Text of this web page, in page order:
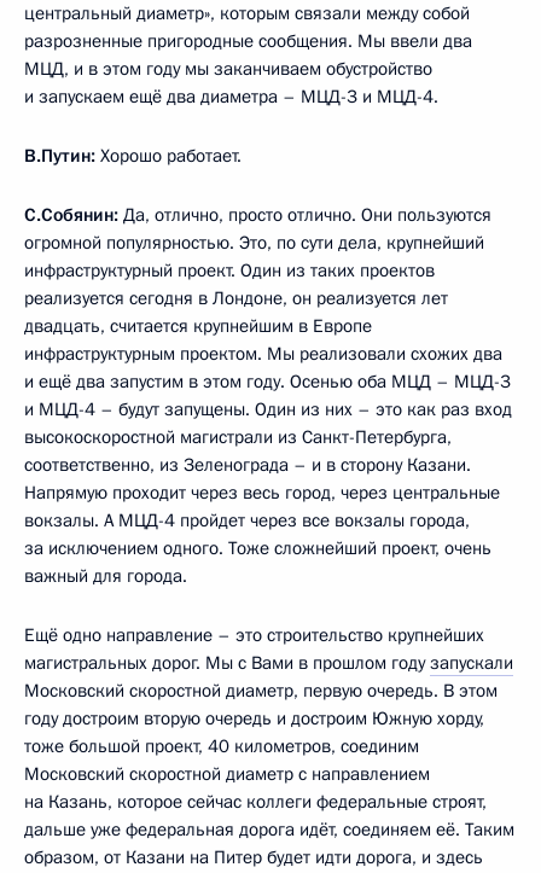
центральный диаметр», которым связали между собой
разрозненные пригородные сообщения. Мы ввели два
МЦД, и в этом году мы заканчиваем обустройство
и запускаем ещё два диаметра – МЦД-3 и МЦД-4.
В.Путин: Хорошо работает.
С.Собянин: Да, отлично, просто отлично. Они пользуются
огромной популярностью. Это, по сути дела, крупнейший
инфраструктурный проект. Один из таких проектов
реализуется сегодня в Лондоне, он реализуется лет
двадцать, считается крупнейшим в Европе
инфраструктурным проектом. Мы реализовали схожих два
и ещё два запустим в этом году. Осенью оба МЦД – МЦД-3
и МЦД-4 – будут запущены. Один из них – это как раз вход
высокоскоростной магистрали из Санкт-Петербурга,
соответственно, из Зеленограда – и в сторону Казани.
Напрямую проходит через весь город, через центральные
вокзалы. А МЦД-4 пройдет через все вокзалы города,
за исключением одного. Тоже сложнейший проект, очень
важный для города.
Ещё одно направление – это строительство крупнейших
магистральных дорог. Мы с Вами в прошлом годузапускали
Московский скоростной диаметр, первую очередь. В этом
году достроим вторую очередь и достроим Южную хорду,
тоже большой проект, 40 километров, соединим
Московский скоростной диаметр с направлением
на Казань, которое сейчас коллеги федеральные строят,
дальше уже федеральная дорога идёт, соединяем её. Таким
образом, от Казани на Питер будет идти дорога, и здесь